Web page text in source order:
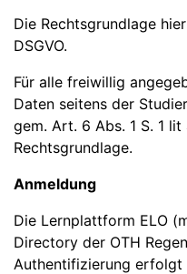
Die Rechtsgrundlage
DSGVO.
Für alle freiwillig
Daten seitens der
gem. Art. 6 Abs. 1 S. 1
Rechtsgrundlage.
Anmeldung
Die Lernplattform ELO
Directory der OTH
Authentifizierung erfolgt